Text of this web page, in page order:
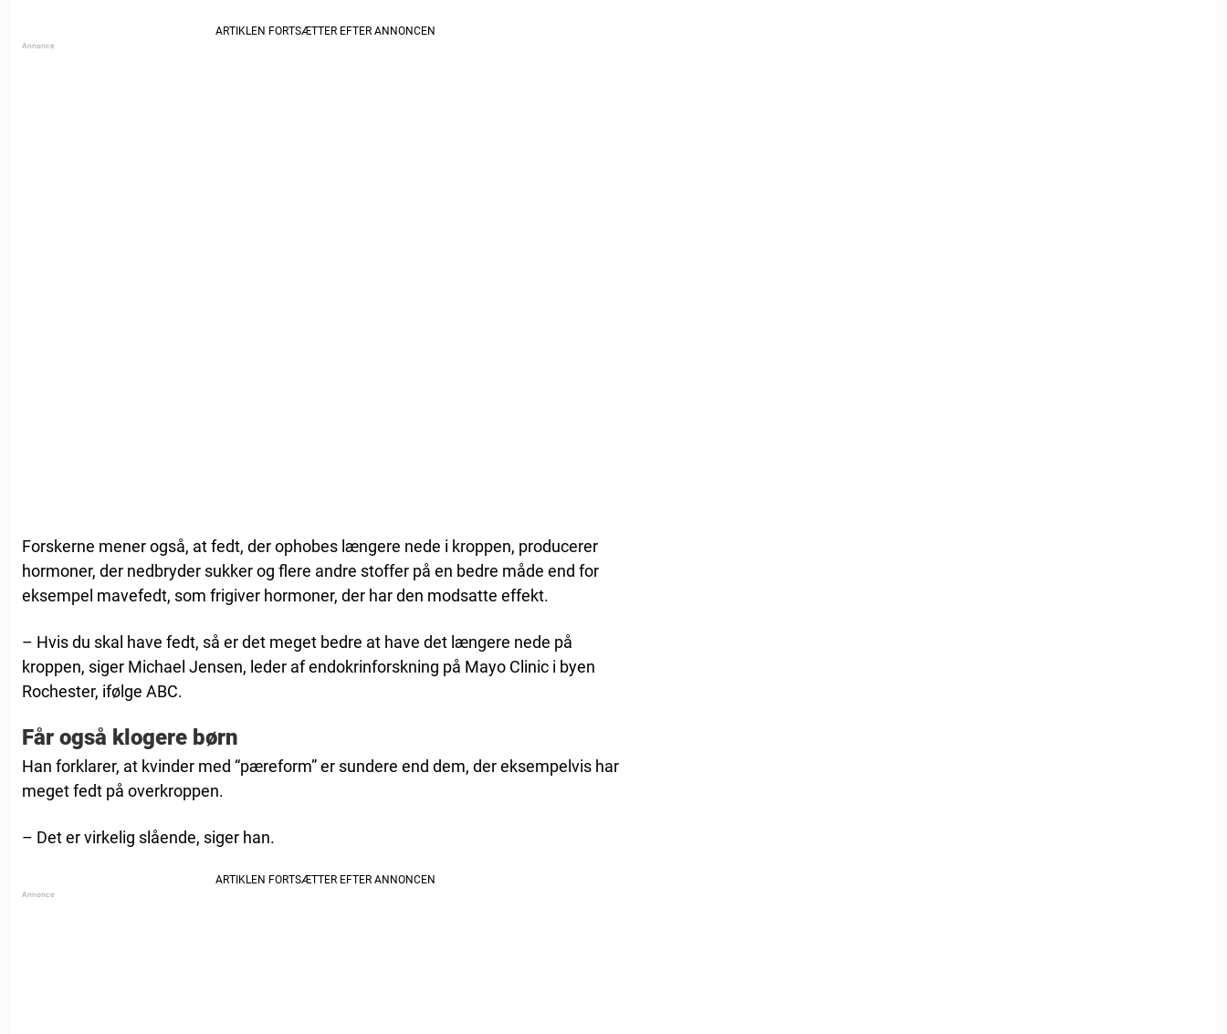
Forskerne mener også, at fedt, der ophobes længere nede i kroppen, producerer
hormoner, der nedbryder sukker og flere andre stoffer på en bedre måde end for
eksempel mavefedt, som frigiver hormoner, der har den modsatte effekt.
– Hvis du skal have fedt, så er det meget bedre at have det længere nede på
kroppen, siger Michael Jensen, leder af endokrinforskning på Mayo Clinic i byen
Rochester, ifølge ABC.
Får også klogere børn
Han forklarer, at kvinder med “pæreform” er sundere end dem, der eksempelvis har
meget fedt på overkroppen.
– Det er virkelig slående, siger han.